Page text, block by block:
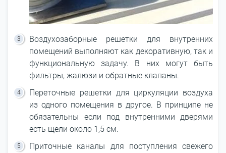
Воздухозаборные решетки для внутренних
помещений выполняют как декоративную, так и
функциональную задачу. В них могут быть
фильтры, жалюзи и обратные клапаны.
Переточные решетки для циркуляции воздуха
из одного помещения в другое. В принципе не
обязательны если под внутренними дверями
есть щели около 1,5 см.
Приточные каналы для поступления свежего